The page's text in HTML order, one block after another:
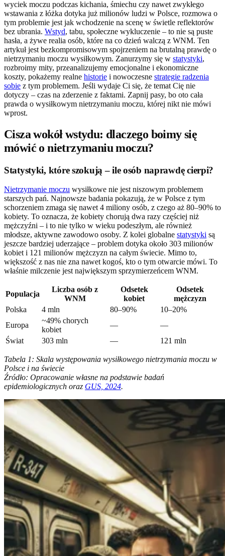
wyciek moczu podczas kichania, śmiechu czy nawet zwykłego
wstawania z łóżka dotyka już milionów ludzi w Polsce, rozmowa o
tym problemie jest jak wchodzenie na scenę w świetle reflektorów
bez ubrania. Wstyd, tabu, społeczne wykluczenie – to nie są puste
hasła, a żywe realia osób, które na co dzień walczą z WNM. Ten
artykuł jest bezkompromisowym spojrzeniem na brutalną prawdę o
nietrzymaniu moczu wysiłkowym. Zanurzymy się w statystyki,
rozbroimy mity, przeanalizujemy emocjonalne i ekonomiczne
koszty, pokażemy realne historie i nowoczesne strategie radzenia
sobie z tym problemem. Jeśli wydaje Ci się, że temat Cię nie
dotyczy – czas na zderzenie z faktami. Zapnij pasy, bo oto cała
prawda o wysiłkowym nietrzymaniu moczu, której nikt nie mówi
wprost.
Cisza wokół wstydu: dlaczego boimy się
mówić o nietrzymaniu moczu?
Statystyki, które szokują – ile osób naprawdę cierpi?
Nietrzymanie moczu wysiłkowe nie jest niszowym problemem
starszych pań. Najnowsze badania pokazują, że w Polsce z tym
schorzeniem zmaga się nawet 4 miliony osób, z czego aż 80–90% to
kobiety. To oznacza, że kobiety chorują dwa razy częściej niż
mężczyźni – i to nie tylko w wieku podeszłym, ale również
młodsze, aktywne zawodowo osoby. Z kolei globalne statystyki są
jeszcze bardziej uderzające – problem dotyka około 303 milionów
kobiet i 121 milionów mężczyzn na całym świecie. Mimo to,
większość z nas nie zna nawet kogoś, kto o tym otwarcie mówi. To
właśnie milczenie jest największym sprzymierzeńcem WNM.
Populacja
Liczba osób z
WNM
Odsetek
kobiet
Odsetek
mężczyzn
Polska
4 mln 80–90%
10–20%
Europa
~49% chorych
kobiet
—
—
Świat
303 mln — 121 mln
Tabela 1: Skala występowania wysiłkowego nietrzymania moczu w
Polsce i na świecie
Źródło: Opracowanie własne na podstawie badań
epidemiologicznych oraz GUS, 2024.